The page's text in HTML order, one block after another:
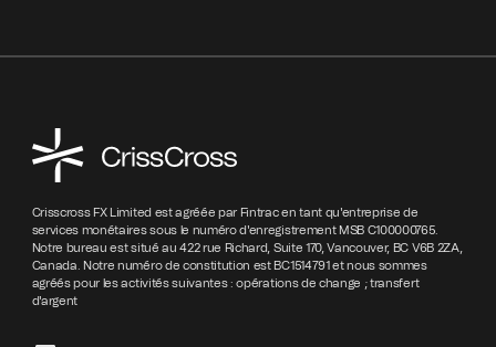
Crisscross FX Limited est agréée par Fintrac en tant qu'entreprise de
services monétaires sous le numéro d'enregistrement MSB C100000765.
Notre bureau est situé au 422 rue Richard, Suite 170, Vancouver, BC V6B 2ZA,
Canada. Notre numéro de constitution est BC1514791 et nous sommes
agréés pour les activités suivantes : opérations de change ; transfert
d'argent